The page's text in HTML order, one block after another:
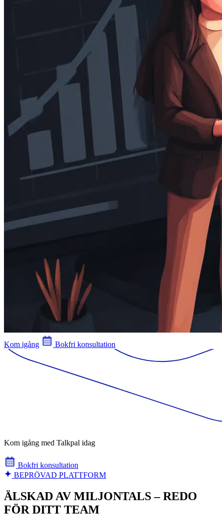
Kom igång Bokfri konsultation
Kom igång med Talkpal idag
Bokfri konsultation
BEPRÖVAD PLATTFORM
ÄLSKAD AV MILJONTALS – REDO
FÖR DITT TEAM